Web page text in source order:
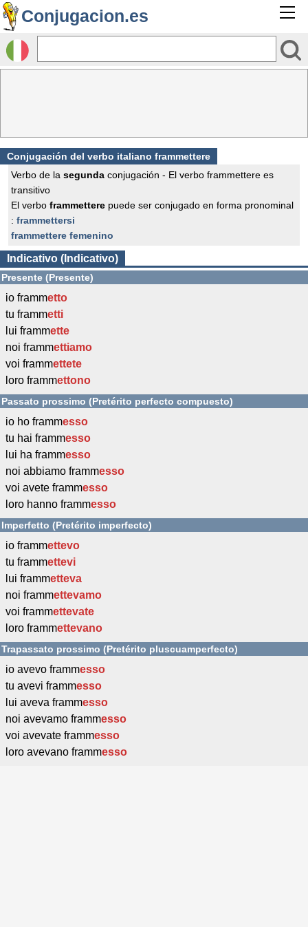
Conjugacion.es
Conjugación del verbo italiano frammettere
Verbo de la segunda conjugación - El verbo frammettere es
transitivo
El verbo frammettere puede ser conjugado en forma pronominal
: frammettersi
frammettere femenino
Indicativo (Indicativo)
Presente (Presente)
io frammetto
tu frammetti
lui frammette
noi frammettiamo
voi frammettete
loro frammettono
Passato prossimo (Pretérito perfecto compuesto)
io ho frammesso
tu hai frammesso
lui ha frammesso
noi abbiamo frammesso
voi avete frammesso
loro hanno frammesso
Imperfetto (Pretérito imperfecto)
io frammettevo
tu frammettevi
lui frammetteva
noi frammettevamo
voi frammettevate
loro frammettevano
Trapassato prossimo (Pretérito pluscuamperfecto)
io avevo frammesso
tu avevi frammesso
lui aveva frammesso
noi avevamo frammesso
voi avevate frammesso
loro avevano frammesso